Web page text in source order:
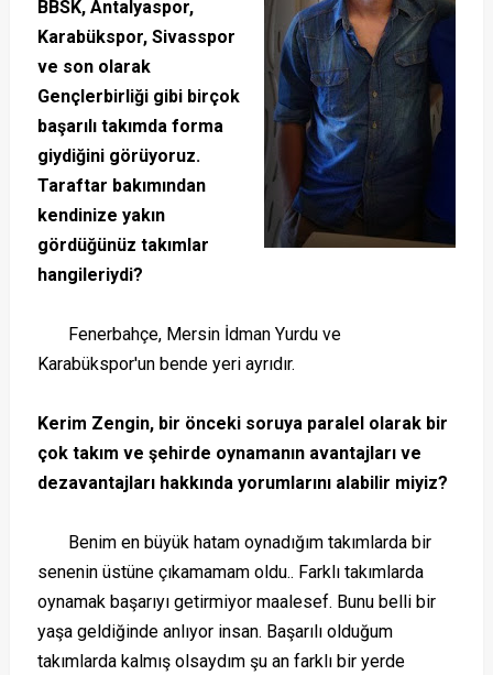
BBSK, Antalyaspor,
Karabükspor, Sivasspor
ve son olarak
Gençlerbirliği gibi birçok
başarılı takımda forma
giydiğini görüyoruz.
Taraftar bakımından
kendinize yakın
gördüğünüz takımlar
hangileriydi?
Fenerbahçe, Mersin İdman Yurdu ve
Karabükspor'un bende yeri ayrıdır.
Kerim Zengin, bir önceki soruya paralel olarak bir
çok takım ve şehirde oynamanın avantajları ve
dezavantajları hakkında yorumlarını alabilir miyiz?
Benim en büyük hatam oynadığım takımlarda bir
senenin üstüne çıkamamam oldu.. Farklı takımlarda
oynamak başarıyı getirmiyor maalesef. Bunu belli bir
yaşa geldiğinde anlıyor insan. Başarılı olduğum
takımlarda kalmış olsaydım şu an farklı bir yerde